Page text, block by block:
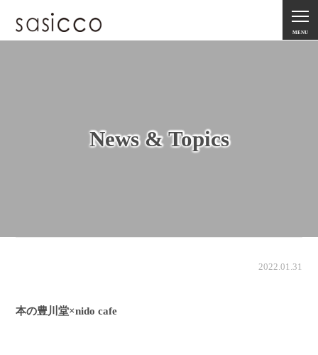
MENU
News & Topics
2022.01.31
本の豊川堂×nido cafe